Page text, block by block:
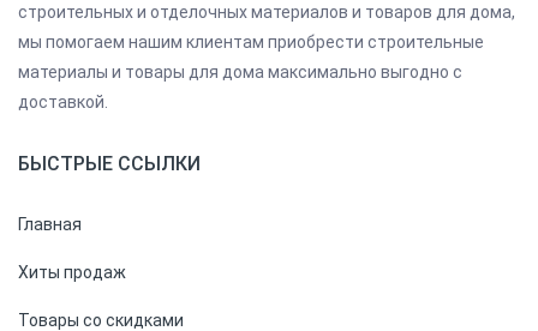
строительных и отделочных материалов и товаров для дома,
мы помогаем нашим клиентам приобрести строительные
материалы и товары для дома максимально выгодно с
доставкой.
БЫСТРЫЕ ССЫЛКИ
Главная
Хиты продаж
Товары со скидками